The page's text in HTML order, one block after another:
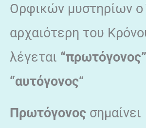
Ορφικών μυστηρίων
αρχαιότερη του
λέγεται
“αυτόγονος“
Πρωτόγονος σημαίνει